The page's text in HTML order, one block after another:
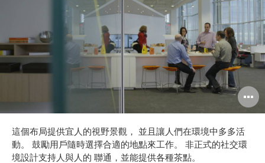
這個布局提供宜人的視野景觀， 並且讓人們在環境中多多活
動。 鼓勵用戶隨時選擇合適的地點來工作。 非正式的社交環
境設計支持人與人的 聯通，並能提供各種茶點。